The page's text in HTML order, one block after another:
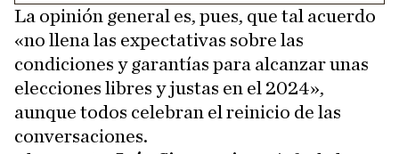
La opinión general es, pues, que tal acuerdo
«no llena las expectativas sobre las
condiciones y garantías para alcanzar unas
elecciones libres y justas en el 2024»,
aunque todos celebran el reinicio de las
conversaciones.